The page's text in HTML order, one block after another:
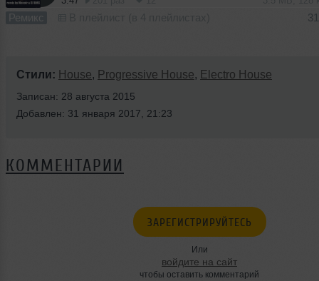
Ремикс
Стили: House, Progressive House, Electro House
Записан: 28 августа 2015
Добавлен: 31 января 2017, 21:23
КОММЕНТАРИИ
ЗАРЕГИСТРИРУЙТЕСЬ
Или
войдите на сайт
чтобы оставить комментарий